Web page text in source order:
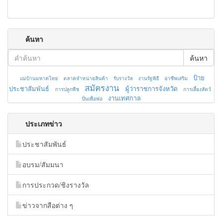
ค้นหา
ค้นหา
แม่บ้านมหาดไทย ตลาดจำหน่ายสินค้า รับรางวัล งานรัฐพิธี อาชีพเสริม
ป้าย
ประชาสัมพันธ์
การปลูกพืช สมัครงาน ผู้ว่าราชการจังหวัด
การเลี้ยงสัตว์
ปั่นเพื่อพ่อ
งานเทศกาล
ประเภทข่าว
ประชาสัมพันธ์
อบรม/สัมมนา
การประกวด/ชิงรางวัล
ข่าวจากสือต่าง ๆ